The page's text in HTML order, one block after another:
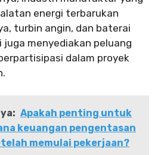
energi terbarukan
turbin angin, dan baterai
juga menyediakan peluang
dalam proyek
Apakah penting untuk
keuangan pengentasan
memulai pekerjaan?